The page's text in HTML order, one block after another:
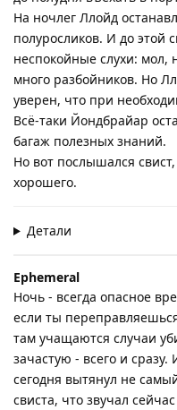
На ночлег Ллойд
полуросликов. И до этой
неспокойные слухи: мол,
много разбойников. Но
уверен, что при
Всё-таки Йондбрайар
багаж полезных знаний.
Но вот послышался
хорошего.
Детали
Ephemeral
Ночь - всегда опасное
если ты
там учащаются случаи
зачастую - всего и
сегодня вытянул не
свиста, что звучал